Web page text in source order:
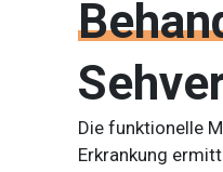
Die funktionelle
Erkrankung